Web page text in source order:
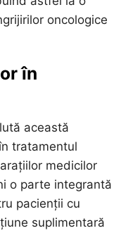
oncologice
în
această
tratamentul
medicilor
o parte integrantă
pacienții cu
suplimentară